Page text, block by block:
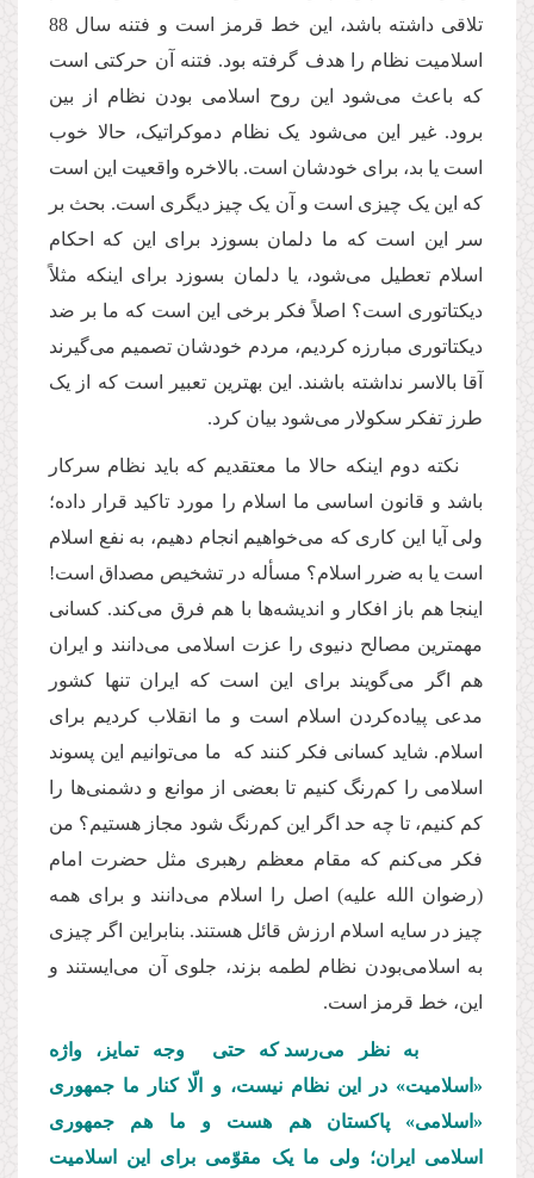
تلاقی داشته باشد، این خط قرمز است و فتنه سال 88
اسلامیت نظام را هدف گرفته بود. فتنه آن حرکتی است
که باعث میشود این روح اسلامی بودن نظام از بین
برود. غیر این میشود یک نظام دموکراتیک، حالا خوب
است یا بد، برای خودشان است. بالاخره واقعیت این است
که این یک چیزی است و آن یک چیز دیگری است. بحث بر
سر این است که ما دلمان بسوزد برای این که احکام
اسلام تعطیل میشود، یا دلمان بسوزد برای اینکه مثلاً
دیکتاتوری است؟ اصلاً فکر برخی این است که ما بر ضد
دیکتاتوری مبارزه کردیم، مردم خودشان تصمیم میگیرند
آقا بالاسر نداشته باشند. این بهترین تعبیر است که از یک
طرز تفکر سکولار میشود بیان کرد.
نکته دوم اینکه حالا ما معتقدیم که باید نظام سرکار
باشد و قانون اساسی ما اسلام را مورد تاکید قرار داده؛
ولی آیا این کاری که میخواهیم انجام دهیم، به نفع اسلام
است یا به ضرر اسلام؟ مسأله در تشخیص مصداق است!
اینجا هم باز افکار و اندیشهها با هم فرق میکند. کسانی
مهمترین مصالح دنیوی را عزت اسلامی میدانند و ایران
هم اگر میگویند برای این است که ایران تنها کشور
مدعی پیادهکردن اسلام است و ما انقلاب کردیم برای
اسلام. شاید کسانی فکر کنند که ما میتوانیم این پسوند
اسلامی را کمرنگ کنیم تا بعضی از موانع و دشمنیها را
کم کنیم، تا چه حد اگر این کمرنگ شود مجاز هستیم؟ من
فکر میکنم که مقام معظم رهبری مثل حضرت امام
(رضوان الله علیه) اصل را اسلام میدانند و برای همه
چیز در سایه اسلام ارزش قائل هستند. بنابراین اگر چیزی
به اسلامیبودن نظام لطمه بزند، جلوی آن می ایستند و
این، خط قرمز است.
به نظر میرسد که حتی وجه تمایز، واژه
«اسلامیت» در این نظام نیست، و الّا کنار ما جمهوری
«اسلامی» پاکستان هم هست و ما هم جمهوری
اسلامی
ایران؛ ولی ما یک مقوّمی برای این اسلامیت